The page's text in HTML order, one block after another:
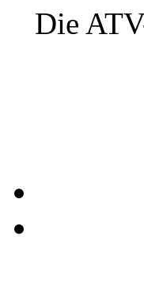
Die